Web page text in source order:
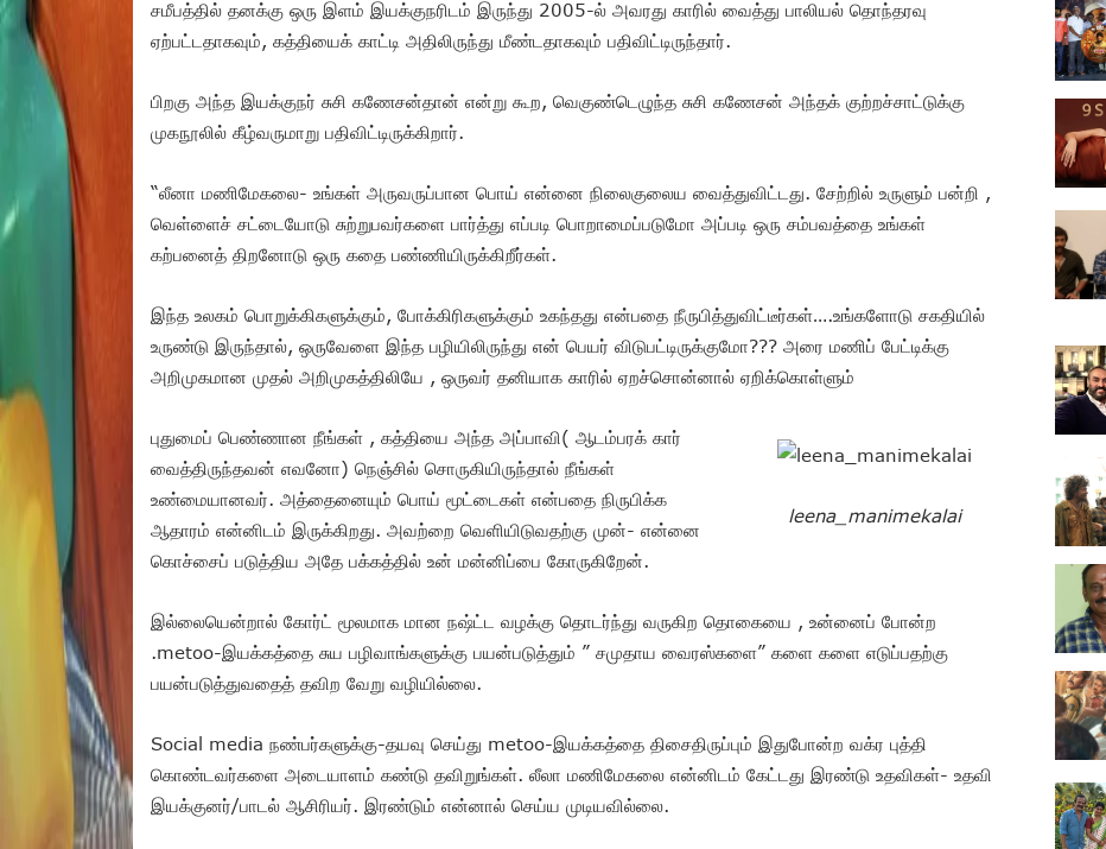
சமீபத்தில் தனக்கு ஒரு இளம் இயக்குநரிடம் இருந்து 2005-ல் அவரது காரில் வைத்து பாலியல் தொந்தரவு
ஏற்பட்டதாகவும், கத்தியைக் காட்டி அதிலிருந்து மீண்டதாகவும் பதிவிட்டிருந்தார்.
பிறகு அந்த இயக்குநர் சுசி கணேசன்தான் என்று கூற, வெகுண்டெழுந்த சுசி கணேசன் அந்தக் குற்றச்சாட்டுக்கு
முகநூலில் கீழ்வருமாறு பதிவிட்டிருக்கிறார்.
“லீனா மணிமேகலை- உங்கள் அருவருப்பான பொய் என்னை நிலைகுலைய வைத்துவிட்டது. சேற்றில் உருளும் பன்றி ,
வெள்ளைச் சட்டையோடு சுற்றுபவர்களை பார்த்து எப்படி பொறாமைப்படுமோ அப்படி ஒரு சம்பவத்தை உங்கள்
கற்பனைத் திறனோடு ஒரு கதை பண்ணியிருக்கிறீர்கள்.
இந்த உலகம் பொறுக்கிகளுக்கும், போக்கிரிகளுக்கும் உகந்தது என்பதை நீருபித்துவிட்டீர்கள்….உங்களோடு சகதியில்
உருண்டு இருந்தால், ஒருவேளை இந்த பழியிலிருந்து என் பெயர் விடுபட்டிருக்குமோ??? அரை மணிப் பேட்டிக்கு
அறிமுகமான முதல் அறிமுகத்திலியே , ஒருவர் தனியாக காரில் ஏறச்சொன்னால் ஏறிக்கொள்ளும்
leena_manimekalai
புதுமைப் பெண்ணான நீங்கள் , கத்தியை அந்த அப்பாவி( ஆடம்பரக் கார்
வைத்திருந்தவன் எவனோ) நெஞ்சில் சொருகியிருந்தால் நீங்கள்
உண்மையானவர். அத்தைனையும் பொய் மூட்டைகள் என்பதை நிருபிக்க
ஆதாரம் என்னிடம் இருக்கிறது. அவற்றை வெளியிடுவதற்கு முன்- என்னை
கொச்சைப் படுத்திய அதே பக்கத்தில் உன் மன்னிப்பை கோருகிறேன்.
இல்லையென்றால் கோர்ட் மூலமாக மான நஷ்ட்ட வழக்கு தொடர்ந்து வருகிற தொகையை , உன்னைப் போன்ற
.metoo-இயக்கத்தை சுய பழிவாங்களுக்கு பயன்படுத்தும் ” சமுதாய வைரஸ்களை” களை களை எடுப்பதற்கு
பயன்படுத்துவதைத் தவிற வேறு வழியில்லை.
Social media நண்பர்களுக்கு-தயவு செய்து metoo-இயக்கத்தை திசைதிருப்பும் இதுபோன்ற வக்ர புத்தி
கொண்டவர்களை அடையாளம் கண்டு தவிறுங்கள். லீலா மணிமேகலை என்னிடம் கேட்டது இரண்டு உதவிகள்- உதவி
இயக்குனர்/பாடல் ஆசிரியர். இரண்டும் என்னால் செய்ய முடியவில்லை.